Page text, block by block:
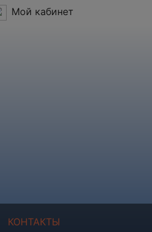
Мой кабинет
КОНТАКТЫ